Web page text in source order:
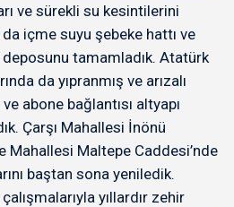
ve sürekli su kesintilerini
içme suyu şebeke hattı ve
tamamladık. Atatürk
da yıpranmış ve arızalı
abone bağlantısı altyapı
Çarşı Mahallesi İnönü
Mahallesi Maltepe Caddesi’nde
baştan sona yeniledik.
yıllardır zehir